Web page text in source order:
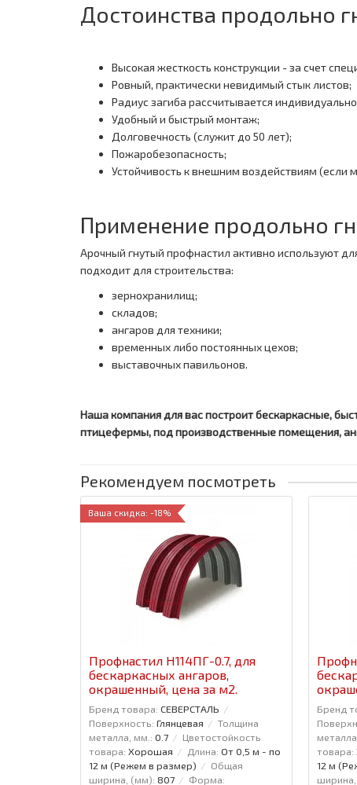
Достоинства продольно
Высокая жесткость конструкции - за счет
Ровный, практически невидимый стык листов;
Радиус загиба рассчитывается
Удобный и быстрый монтаж;
Долговечность (служит до 50 лет);
Пожаробезопасность;
Устойчивость к внешним воздействиям
Применение продольно
Арочный гнутый профнастил активно используют
подходит для строительства:
зернохранилищ;
складов;
ангаров для техники;
временных либо постоянных цехов;
выставочных павильонов.
Наша компания для вас построит бескаркасные,
птицефермы, под производственные помещения,
Рекомендуем посмотреть
Ваша скидка: -18%
Профнастил H114ПГ-0.7, для
бескаркасных ангаров,
окрашенный, цена за м2.
Бренд товара: СЕВЕРСТАЛЬ
Поверхность: Глянцевая
Толщина
металла, мм.: 0.7
Цветостойкость
товара: Хорошая Длина: От 0,5 м - по
12 м (Режем в размер)
Общая
ширина, (мм): 807
Форма:
Бренд
товара:
12 м